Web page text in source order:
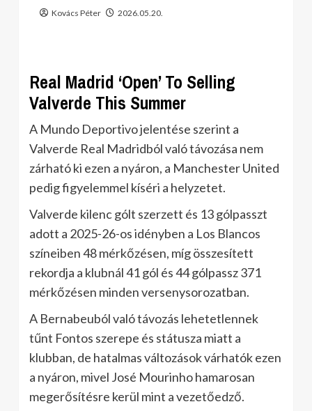
Kovács Péter 2026.05.20.
Real Madrid ‘Open’ To Selling
Valverde This Summer
A Mundo Deportivo jelentése szerint a
Valverde Real Madridból való távozása nem
zárható ki ezen a nyáron, a Manchester United
pedig figyelemmel kíséri a helyzetet.
Valverde kilenc gólt szerzett és 13 gólpasszt
adott a 2025-26-os idényben a Los Blancos
színeiben 48 mérkőzésen, míg összesített
rekordja a klubnál 41 gól és 44 gólpassz 371
mérkőzésen minden versenysorozatban.
A Bernabeuból való távozás lehetetlennek
tűnt Fontos szerepe és státusza miatt a
klubban, de hatalmas változások várhatók ezen
a nyáron, mivel José Mourinho hamarosan
megerősítésre kerül mint a vezetőedző.